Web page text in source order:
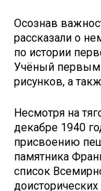
Осознав
рассказали о
по истории
Учёный первым
рисунков, а
Несмотря на
декабре 1940
присвоению
памятника
список